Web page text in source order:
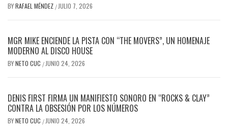
BYRAFAEL MÉNDEZ / JULIO 7, 2026
MGR MIKE ENCIENDE LA PISTA CON “THE MOVERS”, UN HOMENAJE
MODERNO AL DISCO HOUSE
BYNETO CUC / JUNIO 24, 2026
DENIS FIRST FIRMA UN MANIFIESTO SONORO EN “ROCKS & CLAY”
CONTRA LA OBSESIÓN POR LOS NÚMEROS
BYNETO CUC / JUNIO 24, 2026